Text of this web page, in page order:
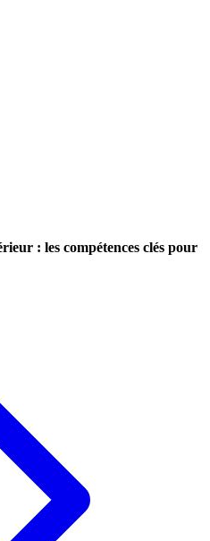
: les compétences clés pour